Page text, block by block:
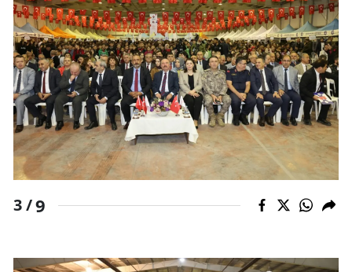
Kahramanmaraş
Mardin
Muğla
Muş
Nevşehir
Niğde
Ordu
Sakarya
3 /9